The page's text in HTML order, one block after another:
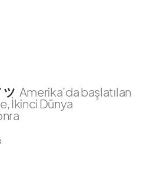
ツ Amerika’da başlatılan
İkinci Dünya